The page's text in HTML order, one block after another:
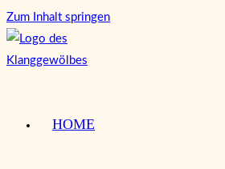
Zum Inhalt springen
HOME